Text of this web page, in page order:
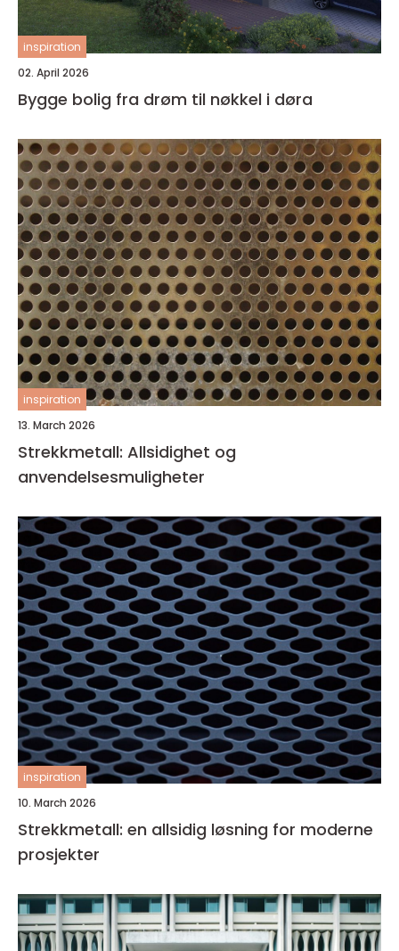
inspiration
02. April 2026
Bygge bolig fra drøm til nøkkel i døra
inspiration
13. March 2026
Strekkmetall: Allsidighet og
anvendelsesmuligheter
inspiration
10. March 2026
Strekkmetall: en allsidig løsning for moderne
prosjekter